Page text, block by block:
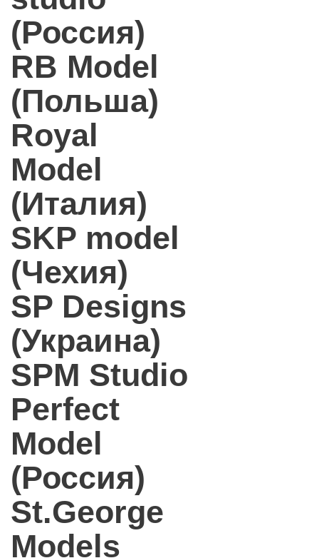
(Россия)
RB Model
(Польша)
Royal
Model
(Италия)
SKP model
(Чехия)
SP Designs
(Украина)
SPM Studio
Perfect
Model
(Россия)
St.George
Models